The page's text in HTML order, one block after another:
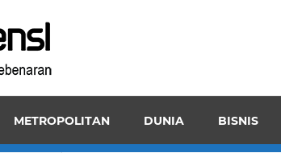
dan
METROPOLITAN DUNIA BISNIS